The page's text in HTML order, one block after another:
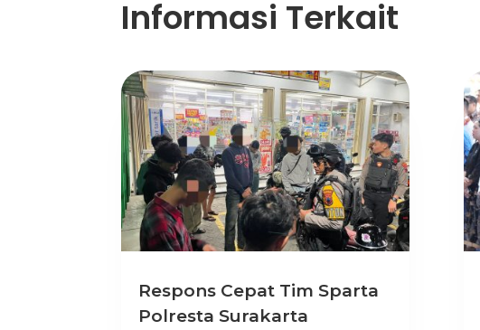
Informasi Terkait
Respons Cepat Tim Sparta
Polresta Surakarta